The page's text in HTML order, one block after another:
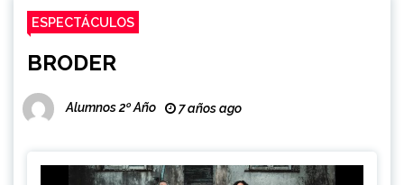
ESPECTÁCULOS
BRODER
Alumnos 2º Año 7 años ago